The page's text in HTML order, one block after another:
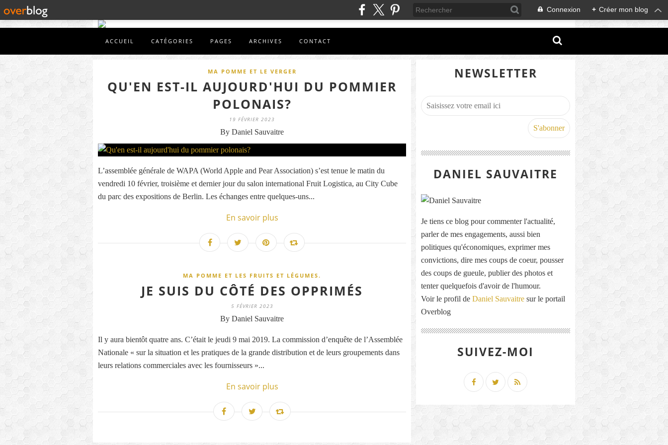
Connexion + Créer mon blog
ACCUEIL CATÉGORIES PAGES ARCHIVES CONTACT
MA POMME ET LE VERGER
QU'EN EST-IL AUJOURD'HUI DU POMMIER
POLONAIS?
19 FÉVRIER 2023
By Daniel Sauvaitre
L’assemblée générale de WAPA (World Apple and Pear Association) s’est tenue le matin du
vendredi 10 février, troisième et dernier jour du salon international Fruit Logistica, au City Cube
du parc des expositions de Berlin. Les échanges entre quelques-uns...
En savoir plus
MA POMME ET LES FRUITS ET LÉGUMES.
JE SUIS DU CÔTÉ DES OPPRIMÉS
5 FÉVRIER 2023
By Daniel Sauvaitre
Il y aura bientôt quatre ans. C’était le jeudi 9 mai 2019. La commission d’enquête de l’Assemblée
Nationale « sur la situation et les pratiques de la grande distribution et de leurs groupements dans
leurs relations commerciales avec les fournisseurs »...
En savoir plus
NEWSLETTER
DANIEL SAUVAITRE
Je tiens ce blog pour commenter l'actualité,
parler de mes engagements, aussi bien
politiques qu'économiques, exprimer mes
convictions, dire mes coups de coeur, pousser
des coups de gueule, publier des photos et
tenter quelquefois d'avoir de l'humour.
Voir le profil de Daniel Sauvaitre sur le portail
Overblog
SUIVEZ-MOI